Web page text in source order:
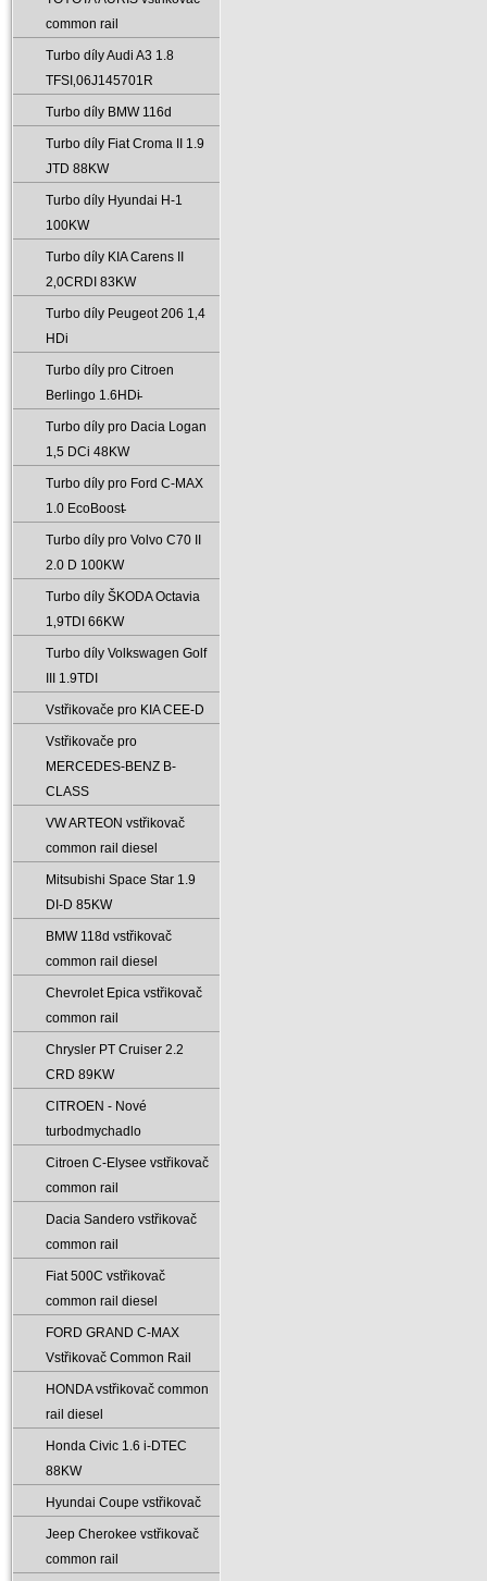
common rail
Turbo díly Audi A3 1.8
TFSI‚06J145701R
Turbo díly BMW 116d
Turbo díly Fiat Croma II 1.9
JTD 88KW
Turbo díly Hyundai H-1
100KW
Turbo díly KIA Carens II
2‚0CRDI 83KW
Turbo díly Peugeot 206 1‚4
HDi
Turbo díly pro Citroen
Berlingo 1.6HDi̵
Turbo díly pro Dacia Logan
1‚5 DCi 48KW
Turbo díly pro Ford C-MAX
1.0 EcoBoost̵
Turbo díly pro Volvo C70 II
2.0 D 100KW
Turbo díly ŠKODA Octavia
1‚9TDI 66KW
Turbo díly Volkswagen Golf
III 1.9TDI
Vstřikovače pro KIA CEE-D
Vstřikovače pro
MERCEDES-BENZ B-
CLASS
VW ARTEON vstřikovač
common rail diesel
Mitsubishi Space Star 1.9
DI-D 85KW
BMW 118d vstřikovač
common rail diesel
Chevrolet Epica vstřikovač
common rail
Chrysler PT Cruiser 2.2
CRD 89KW
CITROEN - Nové
turbodmychadlo
Citroen C-Elysee vstřikovač
common rail
Dacia Sandero vstřikovač
common rail
Fiat 500C vstřikovač
common rail diesel
FORD GRAND C-MAX
Vstřikovač Common Rail
HONDA vstřikovač common
rail diesel
Honda Civic 1.6 i-DTEC
88KW
Hyundai Coupe vstřikovač
Jeep Cherokee vstřikovač
common rail